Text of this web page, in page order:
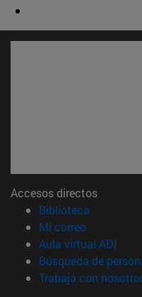
Accesos directos
Biblioteca
Mi correo(abre en
Aula virtual ADI
Búsqueda de
Trabaja con